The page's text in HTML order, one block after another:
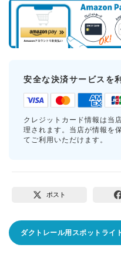
安全な決済サービスを
クレジットカード情報は当
理されます。当店が情報を
てご利用いただけます。
ポスト
ダクトレール用スポットライ